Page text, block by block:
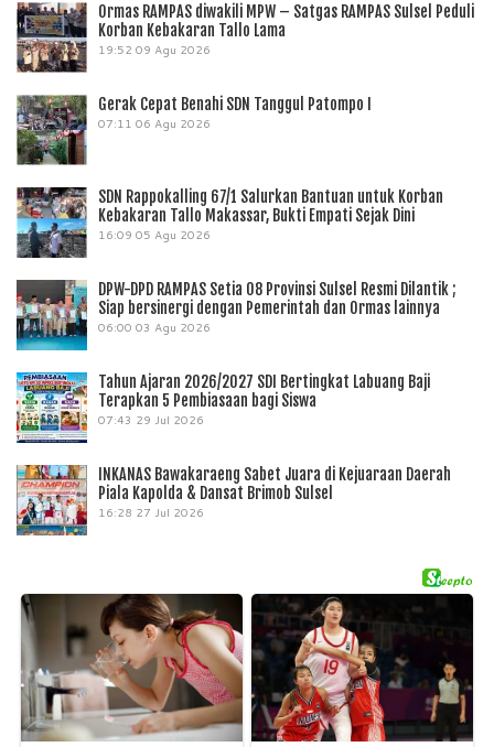
Ormas RAMPAS diwakili MPW – Satgas RAMPAS Sulsel Peduli
Korban Kebakaran Tallo Lama
19:52 09 Agu 2026
Gerak Cepat Benahi SDN Tanggul Patompo I
07:11 06 Agu 2026
SDN Rappokalling 67/1 Salurkan Bantuan untuk Korban
Kebakaran Tallo Makassar, Bukti Empati Sejak Dini
16:09 05 Agu 2026
DPW-DPD RAMPAS Setia 08 Provinsi Sulsel Resmi Dilantik ;
Siap bersinergi dengan Pemerintah dan Ormas lainnya
06:00 03 Agu 2026
Tahun Ajaran 2026/2027 SDI Bertingkat Labuang Baji
Terapkan 5 Pembiasaan bagi Siswa
07:43 29 Jul 2026
INKANAS Bawakaraeng Sabet Juara di Kejuaraan Daerah
Piala Kapolda & Dansat Brimob Sulsel
16:28 27 Jul 2026